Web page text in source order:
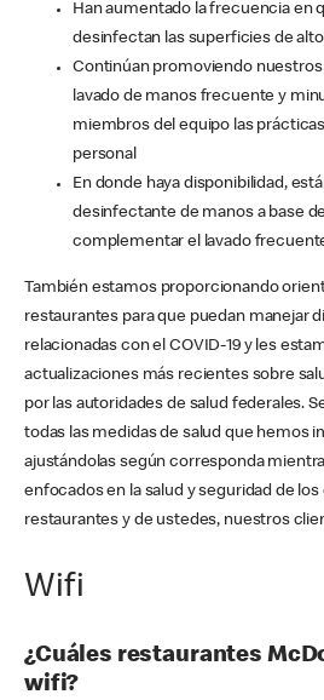
Han aumentado la frecuencia en
desinfectan las superficies de
Continúan promoviendo
lavado de manos frecuente y
miembros del equipo las
personal
En donde haya disponibilidad,
desinfectante de manos a base
complementar el lavado
También estamos proporcionando
restaurantes para que puedan manejar
relacionadas con el COVID-19 y les
actualizaciones más recientes sobre
por las autoridades de salud federales.
todas las medidas de salud que hemos
ajustándolas según corresponda
enfocados en la salud y seguridad de
restaurantes y de ustedes, nuestros
Wifi
¿Cuáles restaurantes
wifi?